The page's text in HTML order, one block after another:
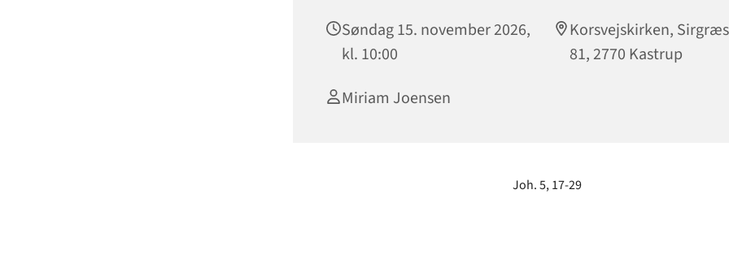
Søndag 15. november 2026,
kl. 10:00
Korsvejskirken,
81, 2770 Kastrup
Miriam Joensen
Joh. 5, 17-29